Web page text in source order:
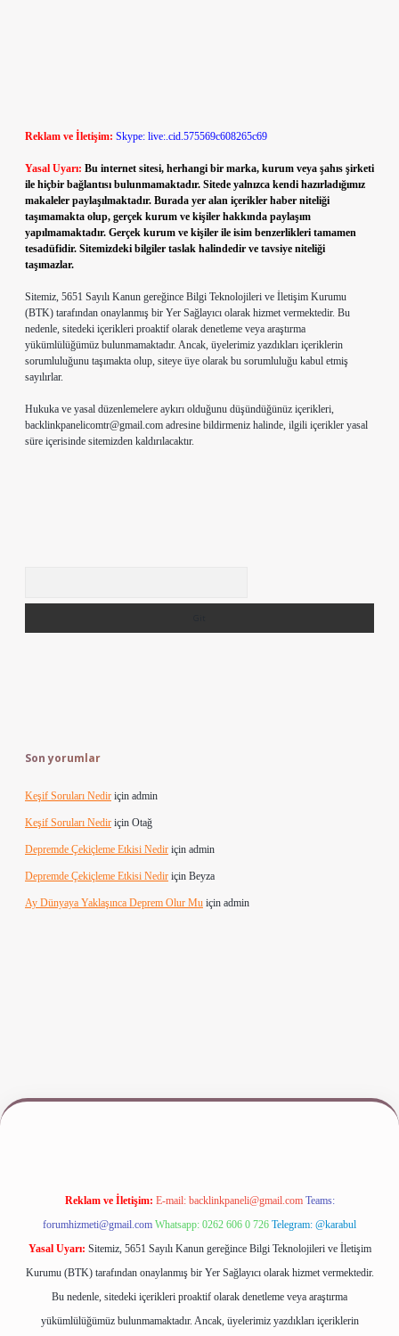
Reklam ve İletişim: Skype: live:.cid.575569c608265c69
Yasal Uyarı: Bu internet sitesi, herhangi bir marka, kurum veya şahıs şirketi
ile hiçbir bağlantısı bulunmamaktadır. Sitede yalnızca kendi hazırladığımız
makaleler paylaşılmaktadır. Burada yer alan içerikler haber niteliği
taşımamakta olup, gerçek kurum ve kişiler hakkında paylaşım
yapılmamaktadır. Gerçek kurum ve kişiler ile isim benzerlikleri tamamen
tesadüfidir. Sitemizdeki bilgiler taslak halindedir ve tavsiye niteliği
taşımazlar.
Sitemiz, 5651 Sayılı Kanun gereğince Bilgi Teknolojileri ve İletişim Kurumu
(BTK) tarafından onaylanmış bir Yer Sağlayıcı olarak hizmet vermektedir. Bu
nedenle, sitedeki içerikleri proaktif olarak denetleme veya araştırma
yükümlülüğümüz bulunmamaktadır. Ancak, üyelerimiz yazdıkları içeriklerin
sorumluluğunu taşımakta olup, siteye üye olarak bu sorumluluğu kabul etmiş
sayılırlar.
Hukuka ve yasal düzenlemelere aykırı olduğunu düşündüğünüz içerikleri,
backlinkpanelicomtr@gmail.com adresine bildirmeniz halinde, ilgili içerikler yasal
süre içerisinde sitemizden kaldırılacaktır.
Son yorumlar
Keşif Soruları Nedir için admin
Keşif Soruları Nedir için Otağ
Depremde Çekiçleme Etkisi Nedir için admin
Depremde Çekiçleme Etkisi Nedir için Beyza
Ay Dünyaya Yaklaşınca Deprem Olur Mu için admin
www.betexper.xyz/
Reklam ve İletişim: E-mail: backlinkpaneli@gmail.com Teams:
forumhizmeti@gmail.com Whatsapp: 0262 606 0 726 Telegram: @karabul
Yasal Uyarı: Sitemiz, 5651 Sayılı Kanun gereğince Bilgi Teknolojileri ve İletişim
Kurumu (BTK) tarafından onaylanmış bir Yer Sağlayıcı olarak hizmet vermektedir.
Bu nedenle, sitedeki içerikleri proaktif olarak denetleme veya araştırma
yükümlülüğümüz bulunmamaktadır. Ancak, üyelerimiz yazdıkları içeriklerin